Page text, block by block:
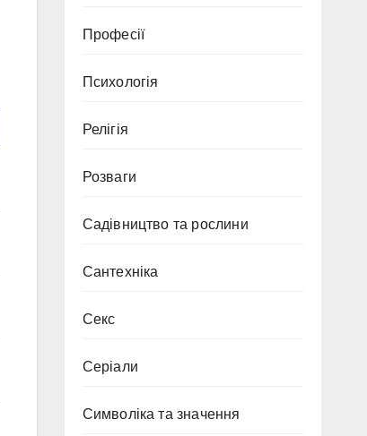
Професії
Психологія
Релігія
Розваги
Садівництво та рослини
Сантехніка
Секс
Серіали
Символіка та значення